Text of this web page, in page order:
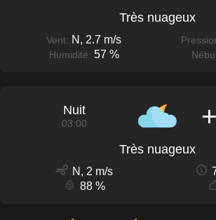
Très nuageux
Vent: N, 2.7 m/s
Humidité: 57 %
Nuit
03:00
Très nuageux
N, 2 m/s
88 %